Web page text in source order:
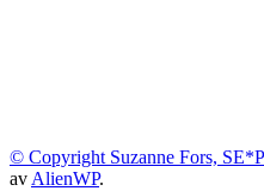
© Copyright Suzanne Fors,
av AlienWP.